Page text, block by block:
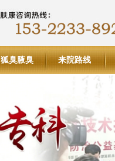
狐臭腋臭 来院路线